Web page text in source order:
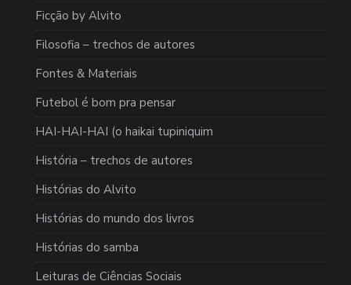
Ficção by Alvito
Filosofia – trechos de autores
Fontes & Materiais
Futebol é bom pra pensar
HAI-HAI-HAI (o haikai tupiniquim
História – trechos de autores
Histórias do Alvito
Histórias do mundo dos livros
Histórias do samba
Leituras de Ciências Sociais